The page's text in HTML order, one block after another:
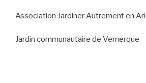
Association Jardiner Autrement en
Jardin communautaire de Vernerque